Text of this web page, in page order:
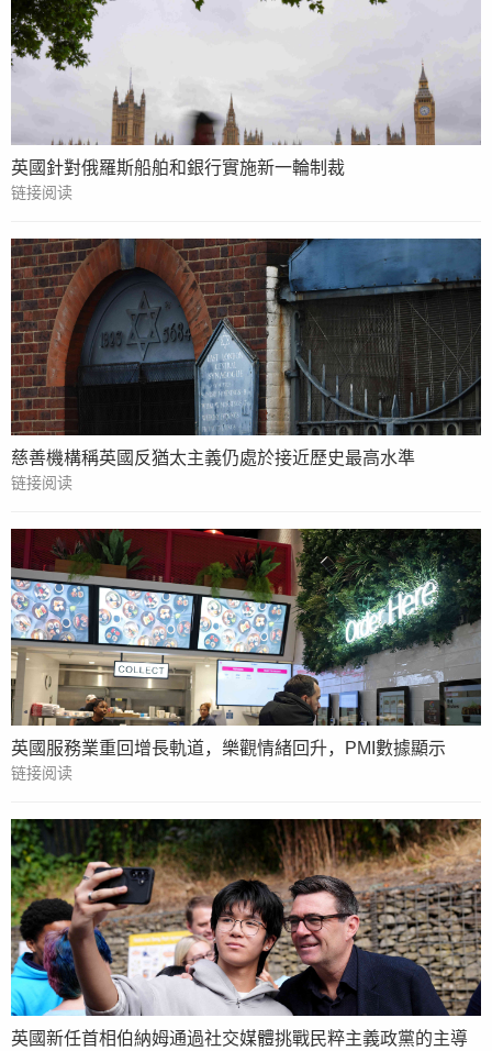
英國針對俄羅斯船舶和銀行實施新一輪制裁
链接阅读
慈善機構稱英國反猶太主義仍處於接近歷史最高水準
链接阅读
英國服務業重回增長軌道，樂觀情緒回升，PMI數據顯示
链接阅读
英國新任首相伯納姆通過社交媒體挑戰民粹主義政黨的主導